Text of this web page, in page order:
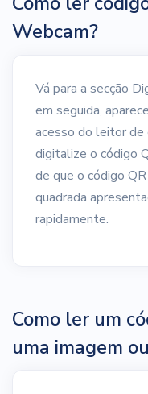
Webcam?
Vá para a secção
em seguida,
acesso do leitor de
digitalize o código
de que o código
quadrada
rapidamente.
Como ler um
uma imagem